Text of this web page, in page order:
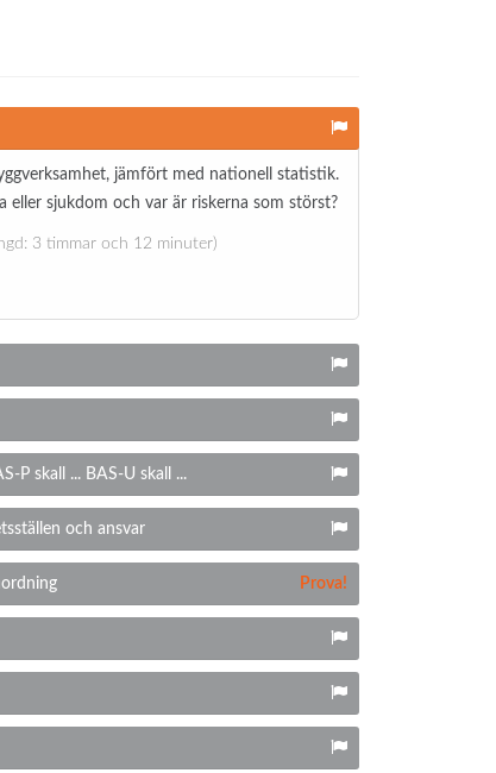
jämfört med nationell statistik.
eller sjukdom och var är riskerna som störst?
3 timmar och 12 minuter)
P skall ... BAS-U skall ...
och ansvar
Prova!